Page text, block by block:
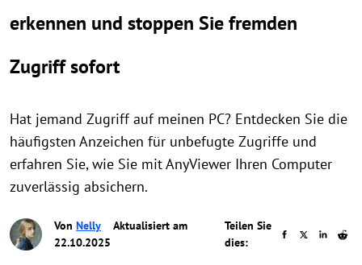
erkennen und stoppen Sie fremden
Zugriff sofort
Hat jemand Zugriff auf meinen PC? Entdecken Sie die
häufigsten Anzeichen für unbefugte Zugriffe und
erfahren Sie, wie Sie mit AnyViewer Ihren Computer
zuverlässig absichern.
Von Nelly
Aktualisiert am
22.10.2025
Teilen Sie
dies: